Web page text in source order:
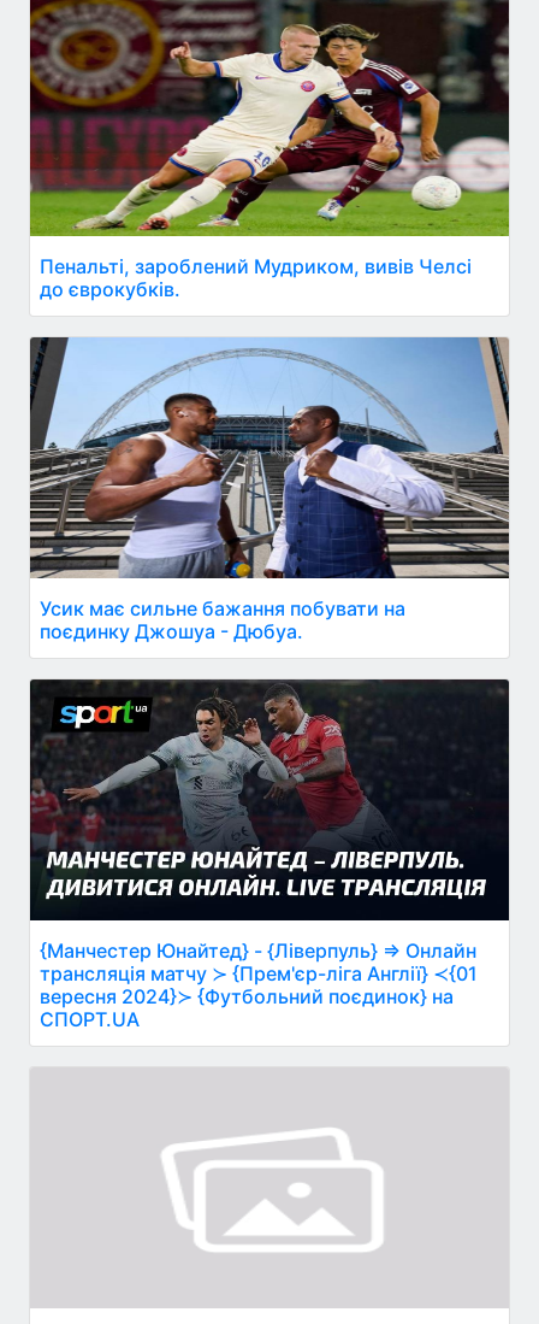
Пенальті, зароблений Мудриком, вивів Челсі
до єврокубків.
Усик має сильне бажання побувати на
поєдинку Джошуа - Дюбуа.
{Манчестер Юнайтед} - {Ліверпуль} ⇒ Онлайн
трансляція матчу ≻ {Прем'єр-ліга Англії} ≺{01
вересня 2024}≻ {Футбольний поєдинок} на
СПОРТ.UA